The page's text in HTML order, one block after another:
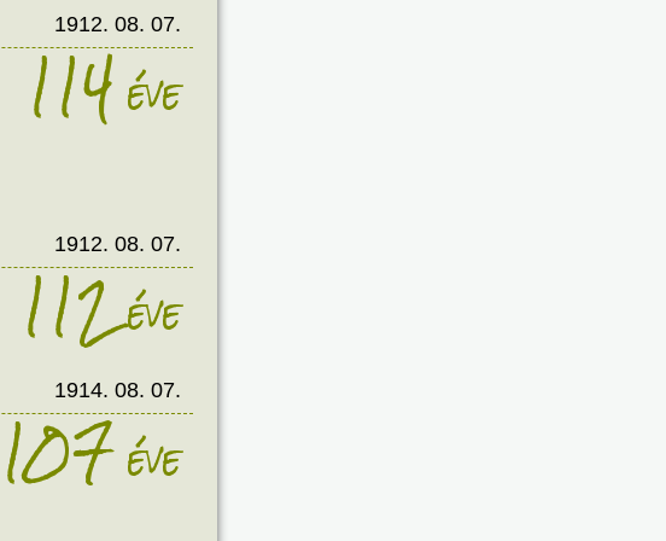
1912. 08. 07.
114éve
1912. 08. 07.
112éve
1914. 08. 07.
107éve